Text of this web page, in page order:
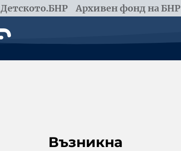
Детското.БНР Архивен фонд на БНР
Възникна